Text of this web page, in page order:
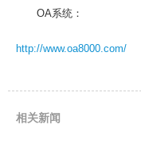
OA系统：
http://www.oa8000.com/
相关新闻